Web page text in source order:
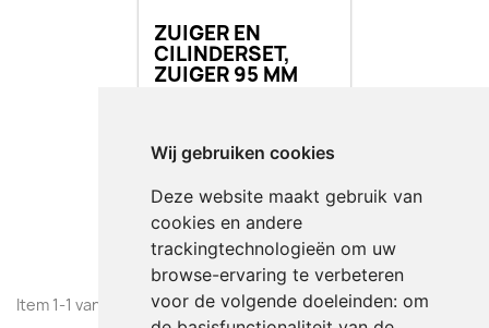
Wij gebruiken cookies
Deze website maakt gebruik van
cookies en andere
trackingtechnologieën om uw
browse-ervaring te verbeteren
voor de volgende doeleinden: om
ZUIGER EN
CILINDERSET,
ZUIGER 95 MM
BESTELLEN
Item 1-1 van 1 in totaal item(s)